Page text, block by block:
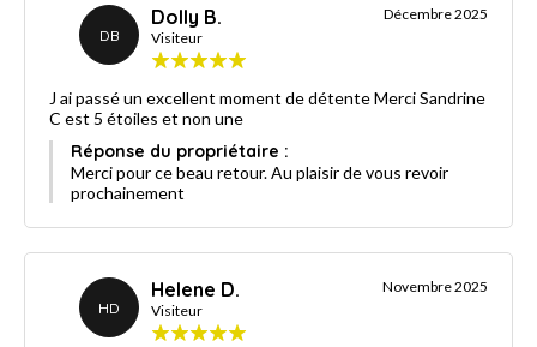
DB
Dolly B.
Visiteur
Décembre 2025
J ai passé un excellent moment de détente Merci Sandrine
C est 5 étoiles et non une
Réponse du propriétaire :
Merci pour ce beau retour. Au plaisir de vous revoir
prochainement
HD
Helene D.
Visiteur
Novembre 2025